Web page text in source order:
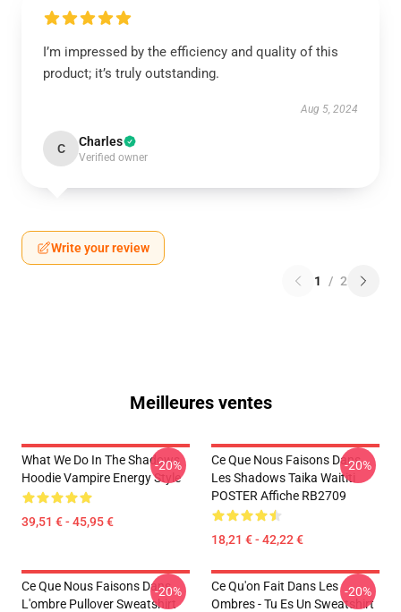
I’m impressed by the efficiency and quality of this
product; it’s truly outstanding.
Aug 5, 2024
C Charles
Verified owner
Write your review
1 / 2
Meilleures ventes
What We Do In The Shadows
Hoodie Vampire Energy Style
39,51 € - 45,95 €
-20%
Ce Que Nous Faisons Dans
Les Shadows Taika Waititi
POSTER Affiche RB2709
18,21 € - 42,22 €
-20%
Ce Que Nous Faisons Dans
L'ombre Pullover Sweatshirt
-20%
Ce Qu'on Fait Dans Les
Ombres - Tu Es Un Sweatshirt
-20%